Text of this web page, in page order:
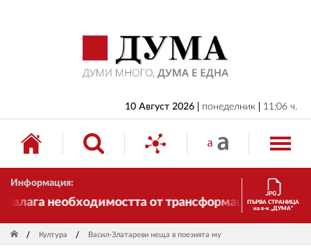
10 Август 2026 понеделник 11:06 ч.
Информация:
необходимостта от трансформации. И ДУМА
ПЪРВА СТРАНИЦА
на в-к „ДУМА“
Култура Васил-Златареви неща в поезията му
БЪЛГАРИЯ
ИКОНОМИКА
ИЗБОРИ
СВЯТ